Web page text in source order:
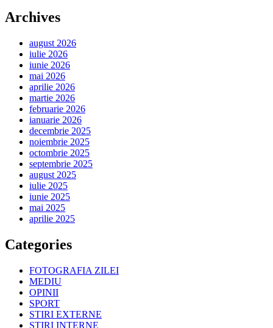
Archives
august 2026
iulie 2026
iunie 2026
mai 2026
aprilie 2026
martie 2026
februarie 2026
ianuarie 2026
decembrie 2025
noiembrie 2025
octombrie 2025
septembrie 2025
august 2025
iulie 2025
iunie 2025
mai 2025
aprilie 2025
Categories
FOTOGRAFIA ZILEI
MEDIU
OPINII
SPORT
STIRI EXTERNE
ȘTIRI INTERNE